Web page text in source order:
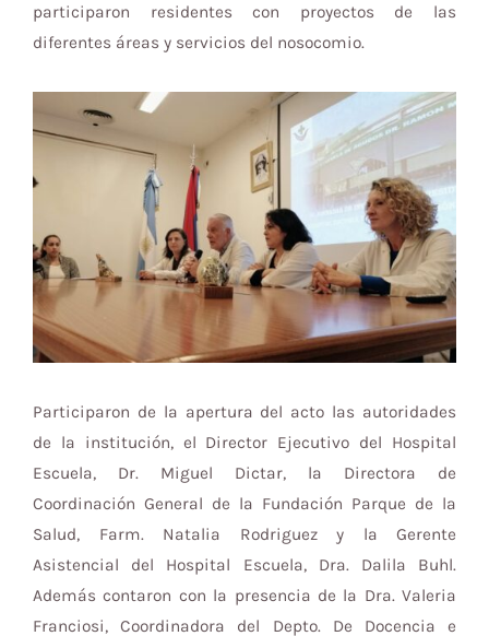
participaron residentes con proyectos de las
diferentes áreas y servicios del nosocomio.
Participaron de la apertura del acto las autoridades
de la institución, el Director Ejecutivo del Hospital
Escuela, Dr. Miguel Dictar, la Directora de
Coordinación General de la Fundación Parque de la
Salud, Farm. Natalia Rodriguez y la Gerente
Asistencial del Hospital Escuela, Dra. Dalila Buhl.
Además contaron con la presencia de la Dra. Valeria
Franciosi, Coordinadora del Depto. De Docencia e